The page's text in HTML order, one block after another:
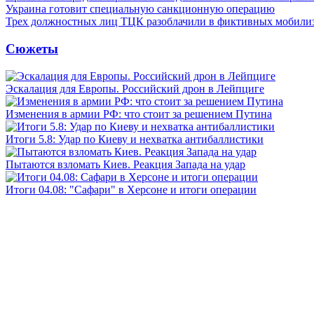
Украина готовит специальную санкционную операцию
Трех должностных лиц ТЦК разоблачили в фиктивных
Сюжеты
Эскалация для Европы. Российский дрон в Лейпциге
Изменения в армии РФ: что стоит за решением Путина
Итоги 5.8: Удар по Киеву и нехватка антибаллистики
Пытаются взломать Киев. Реакция Запада на удар
Итоги 04.08: "Сафари" в Херсоне и итоги операции